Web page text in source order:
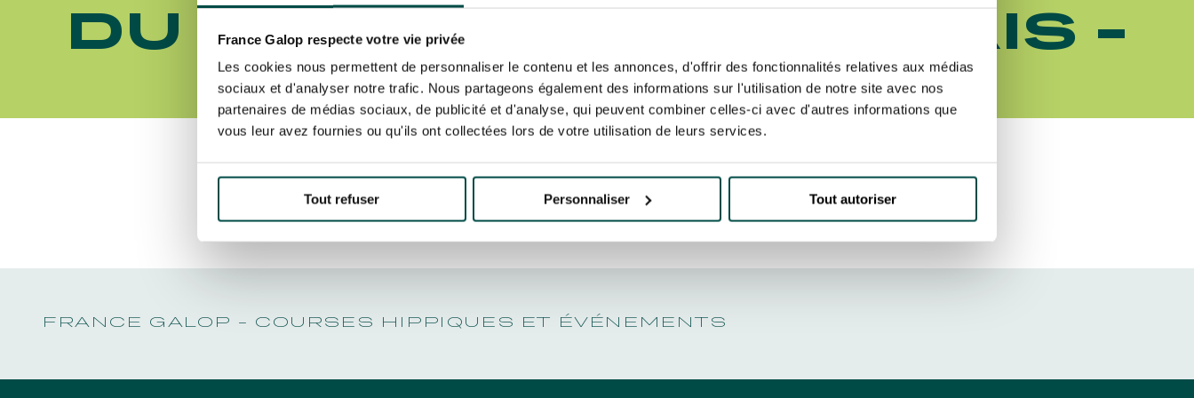
France Galop respecte votre vie privée
Les cookies nous permettent de personnaliser le contenu et les annonces, d'offrir des fonctionnalités relatives aux médias
sociaux et d'analyser notre trafic. Nous partageons également des informations sur l'utilisation de notre site avec nos
partenaires de médias sociaux, de publicité et d'analyse, qui peuvent combiner celles-ci avec d'autres informations que
vous leur avez fournies ou qu'ils ont collectées lors de votre utilisation de leurs services.
Tout refuser Personnaliser Tout autoriser
NRJ MUSIC TOUR AUX EMIRATES POULES
D'ESSAI
PRIX DE PARIS - 14 JUILLET
TOUS NOS ÉVÉNEMENTS S’ABONNER
la gestion de vos données et vos droits.
DU TROTTEUR FRANÇAIS -
MARS 2024
Découvrez Aussi :
FRANCE GALOP - COURSES HIPPIQUES ET ÉVÉNEMENTS